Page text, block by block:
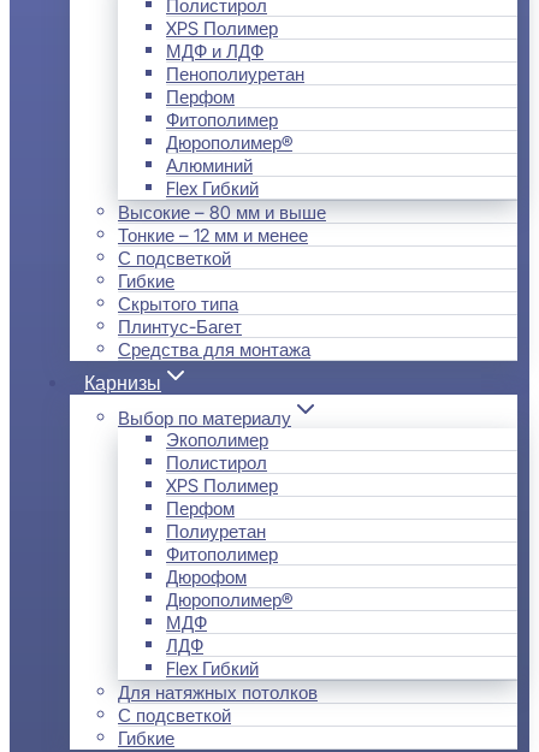
XPS Полимер
МДФ и ЛДФ
Пенополиуретан
Перфом
Фитополимер
Дюрополимер®
Алюминий
Flex Гибкий
Высокие – 80 мм и выше
Тонкие – 12 мм и менее
С подсветкой
Гибкие
Скрытого типа
Плинтус-Багет
Средства для монтажа
Карнизы
Выбор по материалу
Экополимер
Полистирол
XPS Полимер
Перфом
Полиуретан
Фитополимер
Дюрофом
Дюрополимер®
МДФ
ЛДФ
Flex Гибкий
Для натяжных потолков
С подсветкой
Гибкие